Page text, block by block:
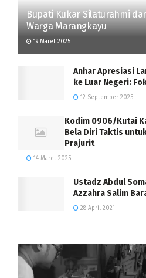
Bupati Kukar Silaturahmi
Warga Marangkayu
19 Maret 2025
Anhar Apresiasi
ke Luar Negeri:
12 September 2025
Kodim 0906/Kutai
Bela Diri Taktis
Prajurit
14 Maret 2025
Ustadz Abdul
Azzahra Salim
28 April 2021